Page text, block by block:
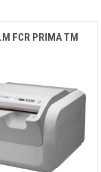
FCR PRIMA TM